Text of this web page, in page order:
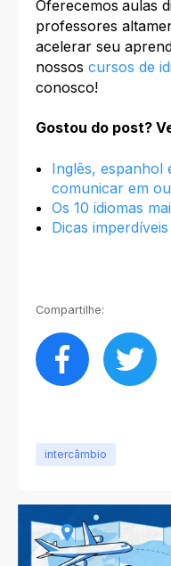
Oferecemos aulas
professores
acelerar seu
nossos cursos de
conosco!
Gostou do post?
Inglês, espanhol
comunicar em
Os 10 idiomas
Dicas
Compartilhe:
intercâmbio